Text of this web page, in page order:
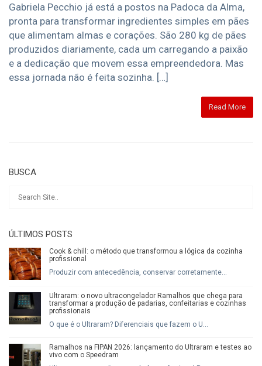
Gabriela Pecchio já está a postos na Padoca da Alma,
pronta para transformar ingredientes simples em pães
que alimentam almas e corações. São 280 kg de pães
produzidos diariamente, cada um carregando a paixão
e a dedicação que movem essa empreendedora. Mas
essa jornada não é feita sozinha. […]
Read More
BUSCA
ÚLTIMOS POSTS
Cook & chill: o método que transformou a lógica da cozinha
profissional
Produzir com antecedência, conservar corretamente...
Ultraram: o novo ultracongelador Ramalhos que chega para
transformar a produção de padarias, confeitarias e cozinhas
profissionais
O que é o Ultraram? Diferenciais que fazem o U...
Ramalhos na FIPAN 2026: lançamento do Ultraram e testes ao
vivo com o Speedram